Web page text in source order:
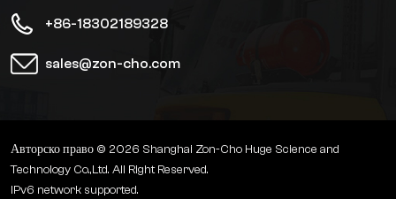
+86-18302189328
sales@zon-cho.com
Авторско право © 2026 Shanghai Zon-Cho Huge Science and
Technology Co.,Ltd. All Right Reserved.
IPv6 network supported.